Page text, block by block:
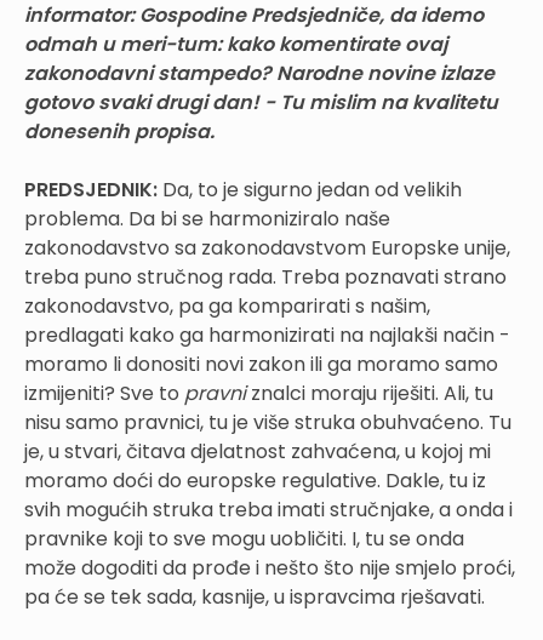
informator:Gospodine Predsjedniče, da idemo
odmah u meri-tum: kako komentirate ovaj
zakonodavni stampedo? Narodne novine izlaze
gotovo svaki drugi dan! - Tu mislim na kvalitetu
donesenih propisa.
PREDSJEDNIK: Da, to je sigurno jedan od velikih
problema. Da bi se harmoniziralo naše
zakonodavstvo sa zakonodavstvom Europske unije,
treba puno stručnog rada. Treba poznavati strano
zakonodavstvo, pa ga komparirati s našim,
predlagati kako ga harmonizirati na najlakši način -
moramo li donositi novi zakon ili ga moramo samo
izmijeniti? Sve to pravniznalci moraju riješiti. Ali, tu
nisu samo pravnici, tu je više struka obuhvaćeno. Tu
je, u stvari, čitava djelatnost zahvaćena, u kojoj mi
moramo doći do europske regulative. Dakle, tu iz
svih mogućih struka treba imati stručnjake, a onda i
pravnike koji to sve mogu uobličiti. I, tu se onda
može dogoditi da prođe i nešto što nije smjelo proći,
pa će se tek sada, kasnije, u ispravcima rješavati.